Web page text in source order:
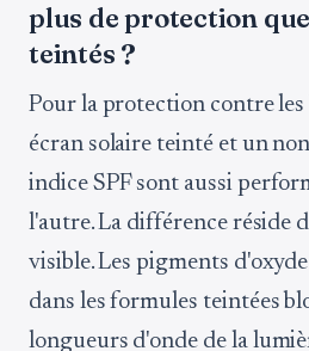
plus de protection
teintés ?
Pour la protection contre
écran solaire teinté et un
indice SPF sont aussi
l'autre. La différence réside
visible. Les pigments
dans les formules teintées
longueurs d'onde de la